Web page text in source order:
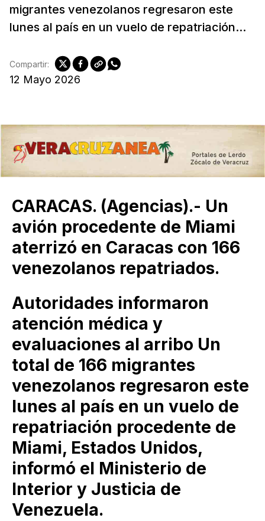
migrantes venezolanos regresaron este
lunes al país en un vuelo de repatriación...
12 Mayo 2026
Compartir:
CARACAS. (Agencias).- Un
avión procedente de Miami
aterrizó en Caracas con 166
venezolanos repatriados.
Autoridades informaron
atención médica y
evaluaciones al arribo Un
total de 166 migrantes
venezolanos regresaron este
lunes al país en un vuelo de
repatriación procedente de
Miami, Estados Unidos,
informó el Ministerio de
Interior y Justicia de
Venezuela.